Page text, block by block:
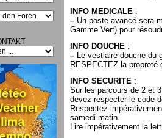
INFO MEDICALE :
– Un poste avancé sera
Gamme Vert) pour
INFO DOUCHE :
– Le vestiaire douche du
RESPECTEZ la
INFO SECURITE :
Sur les parcours de 2 et
devez respecter le code
Respectez
samedi matin.
Lire impérativement la